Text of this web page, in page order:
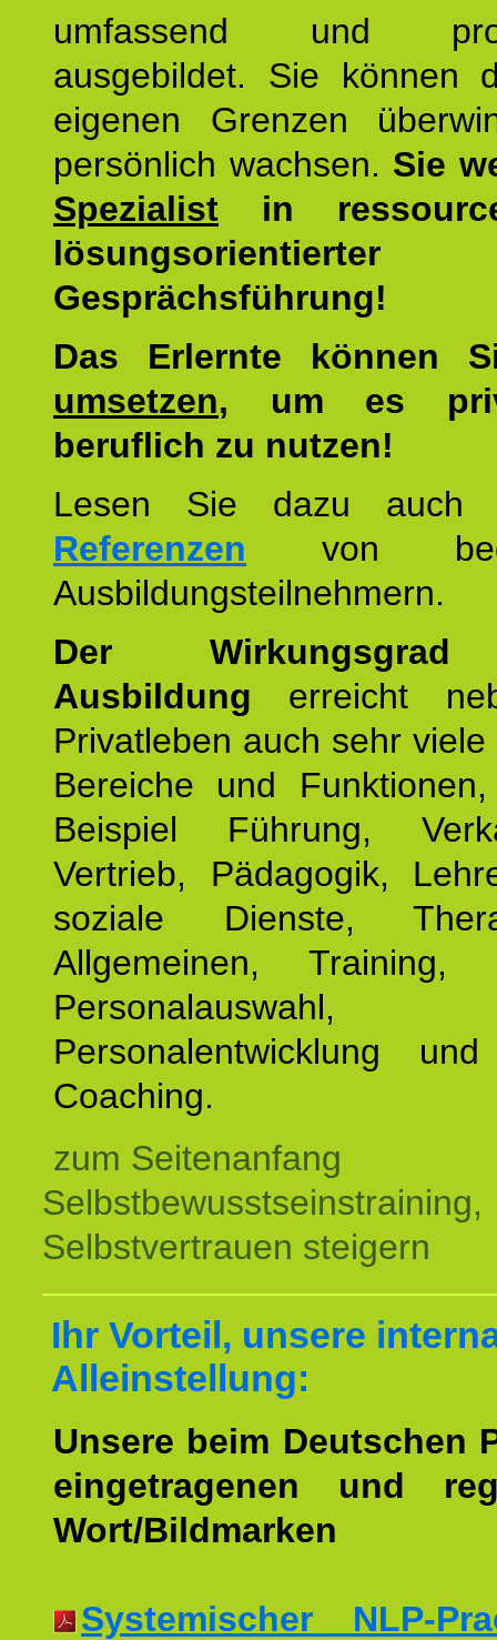
umfassend und
ausgebildet. Sie können
eigenen Grenzen
persönlich wachsen. Sie
Spezialist in
lösungsorientierter
Gesprächsführung!
Das Erlernte können
umsetzen, um es
beruflich zu nutzen!
Lesen Sie dazu
Referenzen von
Ausbildungsteilnehmern.
Der
Ausbildung erreicht
Privatleben auch sehr
Bereiche und
Beispiel Führung,
Vertrieb, Pädagogik,
soziale Dienste,
Allgemeinen, Training,
Personalauswahl,
Personalentwicklung
Coaching.
zum Seitenanfang
Selbstbewusstseinstraining,
Selbstvertrauen steigern
Ihr Vorteil, unsere
Alleinstellung:
Unsere beim Deutschen
eingetragenen und
Wort/Bildmarken
Systemischer NLP-